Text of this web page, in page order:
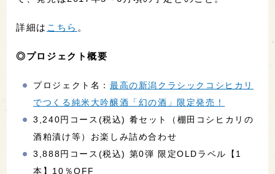
詳細は こちら 。
◎プロジェクト概要
プロジェクト名：最高の新潟クラシックコシヒカリ
でつくる純米大吟醸酒「幻の酒」限定発売！
3,240円コース(税込) 肴セット（棚田コシヒカリの
酒粕漬け等）お楽しみ詰め合わせ
3,888円コース(税込) 第0弾 限定OLDラベル【1
本】10％OFF